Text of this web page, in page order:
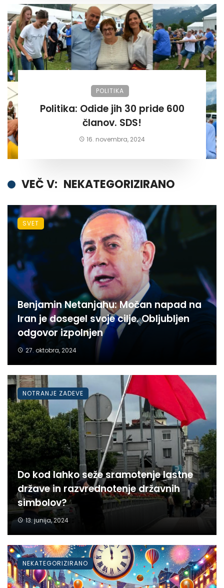
POLITIKA
Politika: Odide jih 30 pride 600
članov. SDS!
16. novembra, 2024
VEČ V: NEKATEGORIZIRANO
Benjamin Netanjahu: Močan napad na
Iran je dosegel svoje cilje. Obljubljen
odgovor izpolnjen
27. oktobra, 2024
SVET
Do kod lahko seže sramotenje lastne
države in razvrednotenje državnih
simbolov?
13. junija, 2024
NOTRANJE ZADEVE
NEKATEGORIZIRANO